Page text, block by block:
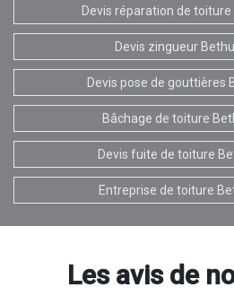
Devis réparation de
Devis zingueur
Devis pose de gouttières
Bâchage de toiture
Devis fuite de toiture
Entreprise de toiture
Les avis de